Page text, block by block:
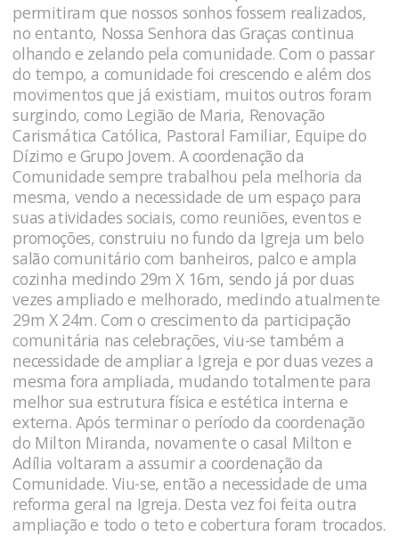
permitiram que nossos sonhos fossem realizados,
no entanto, Nossa Senhora das Graças continua
olhando e zelando pela comunidade. Com o passar
do tempo, a comunidade foi crescendo e além dos
movimentos que já existiam, muitos outros foram
surgindo, como Legião de Maria, Renovação
Carismática Católica, Pastoral Familiar, Equipe do
Dízimo e Grupo Jovem. A coordenação da
Comunidade sempre trabalhou pela melhoria da
mesma, vendo a necessidade de um espaço para
suas atividades sociais, como reuniões, eventos e
promoções, construiu no fundo da Igreja um belo
salão comunitário com banheiros, palco e ampla
cozinha medindo 29m X 16m, sendo já por duas
vezes ampliado e melhorado, medindo atualmente
29m X 24m. Com o crescimento da participação
comunitária nas celebrações, viu-se também a
necessidade de ampliar a Igreja e por duas vezes a
mesma fora ampliada, mudando totalmente para
melhor sua estrutura física e estética interna e
externa. Após terminar o período da coordenação
do Milton Miranda, novamente o casal Milton e
Adília voltaram a assumir a coordenação da
Comunidade. Viu-se, então a necessidade de uma
reforma geral na Igreja. Desta vez foi feita outra
ampliação e todo o teto e cobertura foram trocados.